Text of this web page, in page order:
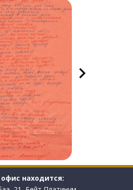
находится: